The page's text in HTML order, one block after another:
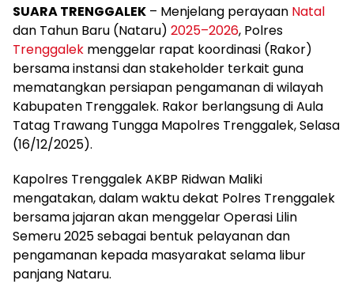
SUARA TRENGGALEK – Menjelang perayaan Natal
dan Tahun Baru (Nataru) 2025–2026, Polres
Trenggalek menggelar rapat koordinasi (Rakor)
bersama instansi dan stakeholder terkait guna
mematangkan persiapan pengamanan di wilayah
Kabupaten Trenggalek. Rakor berlangsung di Aula
Tatag Trawang Tungga Mapolres Trenggalek, Selasa
(16/12/2025).
Kapolres Trenggalek AKBP Ridwan Maliki
mengatakan, dalam waktu dekat Polres Trenggalek
bersama jajaran akan menggelar Operasi Lilin
Semeru 2025 sebagai bentuk pelayanan dan
pengamanan kepada masyarakat selama libur
panjang Nataru.